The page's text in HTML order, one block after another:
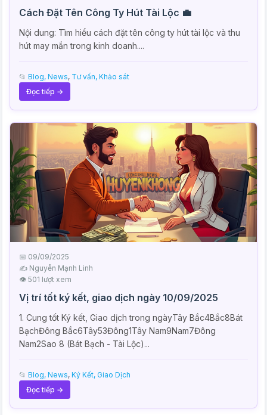
Cách Đặt Tên Công Ty Hút Tài Lộc 💼
Nội dung: Tìm hiểu cách đặt tên công ty hút tài lộc và thu
hút may mắn trong kinh doanh....
📂 Blog, News, Tư vấn, Khảo sát
Đọc tiếp →
📅 09/09/2025
✍️ Nguyễn Mạnh Linh
👁 501 lượt xem
Vị trí tốt ký kết, giao dịch ngày 10/09/2025
1. Cung tốt Ký kết, Giao dịch trong ngàyTây Bắc4Bắc8Bát
BạchĐông Bắc6Tây53Đông1Tây Nam9Nam7Đông
Nam2Sao 8 (Bát Bạch - Tài Lộc)...
📂 Blog, News, Ký Kết, Giao Dịch
Đọc tiếp →